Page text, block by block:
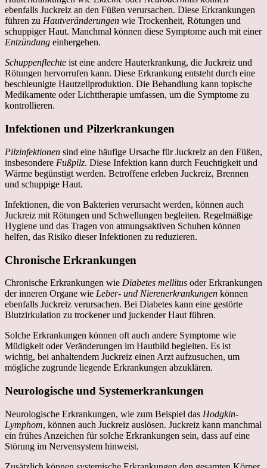
ebenfalls Juckreiz an den Füßen verursachen. Diese Erkrankungen
führen zu Hautveränderungen wie Trockenheit, Rötungen und
schuppiger Haut. Manchmal können diese Symptome auch mit einer
Entzündung einhergehen.
Schuppenflechte ist eine andere Hauterkrankung, die Juckreiz und
Rötungen hervorrufen kann. Diese Erkrankung entsteht durch eine
beschleunigte Hautzellproduktion. Die Behandlung kann topische
Medikamente oder Lichttherapie umfassen, um die Symptome zu
kontrollieren.
Infektionen und Pilzerkrankungen
Pilzinfektionen sind eine häufige Ursache für Juckreiz an den Füßen,
insbesondere Fußpilz. Diese Infektion kann durch Feuchtigkeit und
Wärme begünstigt werden. Betroffene erleben Juckreiz, Brennen
und schuppige Haut.
Infektionen, die von Bakterien verursacht werden, können auch
Juckreiz mit Rötungen und Schwellungen begleiten. Regelmäßige
Hygiene und das Tragen von atmungsaktiven Schuhen können
helfen, das Risiko dieser Infektionen zu reduzieren.
Chronische Erkrankungen
Chronische Erkrankungen wie Diabetes mellitus oder Erkrankungen
der inneren Organe wie Leber- und Nierenerkrankungen können
ebenfalls Juckreiz verursachen. Bei Diabetes kann eine gestörte
Blutzirkulation zu trockener und juckender Haut führen.
Solche Erkrankungen können oft auch andere Symptome wie
Müdigkeit oder Veränderungen im Hautbild begleiten. Es ist
wichtig, bei anhaltendem Juckreiz einen Arzt aufzusuchen, um
mögliche zugrunde liegende Erkrankungen abzuklären.
Neurologische und Systemerkrankungen
Neurologische Erkrankungen, wie zum Beispiel das Hodgkin-
Lymphom, können auch Juckreiz auslösen. Juckreiz kann manchmal
ein frühes Anzeichen für solche Erkrankungen sein, dass auf eine
Störung im Nervensystem hinweist.